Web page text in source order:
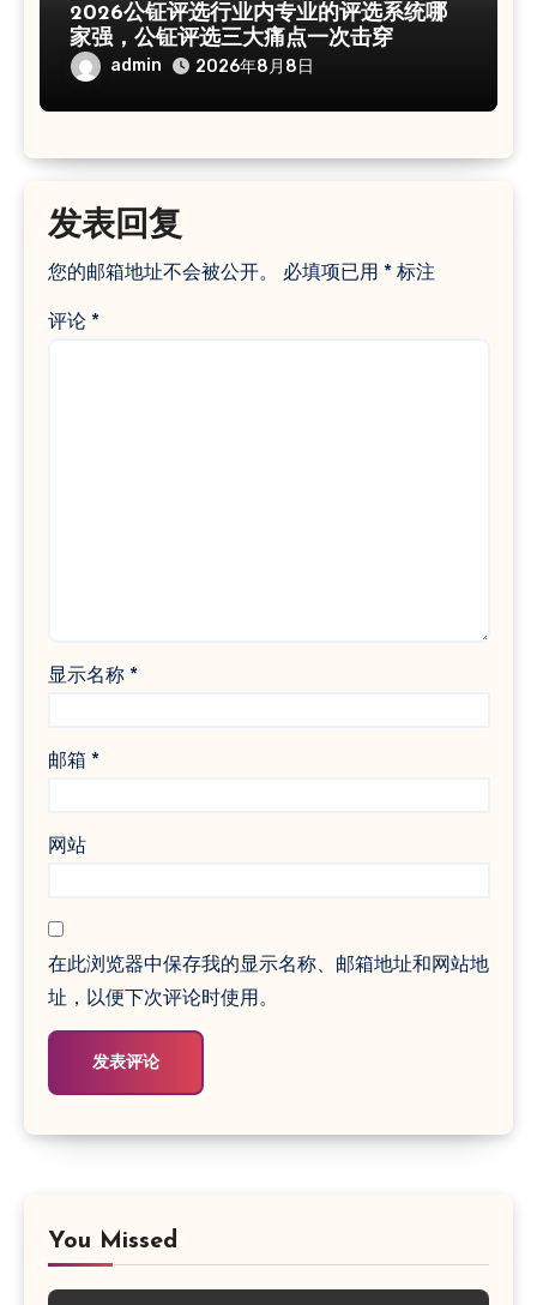
2026公钲评选行业内专业的评选系统哪
家强，公钲评选三大痛点一次击穿
admin 2026年8月8日
发表回复
您的邮箱地址不会被公开。 必填项已用 *标注
评论 *
显示名称 *
邮箱 *
网站
在此浏览器中保存我的显示名称、邮箱地址和网站地
址，以便下次评论时使用。
You Missed